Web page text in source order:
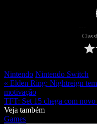
Nintendo Nintendo Switch
« Elden Ring: Nightreign
motivação
TFT: Set 15 chega com novo
Veja também
Games